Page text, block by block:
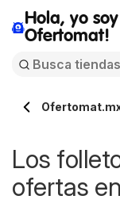
Hola, yo soy
Ofertomat!
Los
ofertas